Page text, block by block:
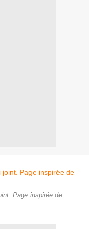
Page inspirée de